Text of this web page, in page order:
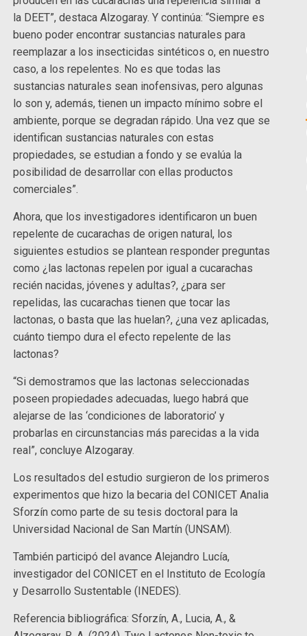
la DEET”, destaca Alzogaray. Y continúa: “Siempre es
bueno poder encontrar sustancias naturales para
reemplazar a los insecticidas sintéticos o, en nuestro
caso, a los repelentes. No es que todas las
sustancias naturales sean inofensivas, pero algunas
lo son y, además, tienen un impacto mínimo sobre el
ambiente, porque se degradan rápido. Una vez que se
identifican sustancias naturales con estas
propiedades, se estudian a fondo y se evalúa la
posibilidad de desarrollar con ellas productos
comerciales”.
Ahora, que los investigadores identificaron un buen
repelente de cucarachas de origen natural, los
siguientes estudios se plantean responder preguntas
como ¿las lactonas repelen por igual a cucarachas
recién nacidas, jóvenes y adultas?, ¿para ser
repelidas, las cucarachas tienen que tocar las
lactonas, o basta que las huelan?, ¿una vez aplicadas,
cuánto tiempo dura el efecto repelente de las
lactonas?
“Si demostramos que las lactonas seleccionadas
poseen propiedades adecuadas, luego habrá que
alejarse de las ‘condiciones de laboratorio’ y
probarlas en circunstancias más parecidas a la vida
real”, concluye Alzogaray.
Los resultados del estudio surgieron de los primeros
experimentos que hizo la becaria del CONICET Analia
Sforzín como parte de su tesis doctoral para la
Universidad Nacional de San Martín (UNSAM).
También participó del avance Alejandro Lucía,
investigador del CONICET en el Instituto de Ecología
y Desarrollo Sustentable (INEDES).
Referencia bibliográfica: Sforzín, A., Lucia, A., &